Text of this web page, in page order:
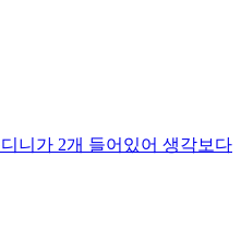
니가 2개 들어있어 생각보다